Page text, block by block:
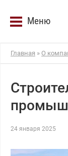
Меню
Главная » О
24 января 2025